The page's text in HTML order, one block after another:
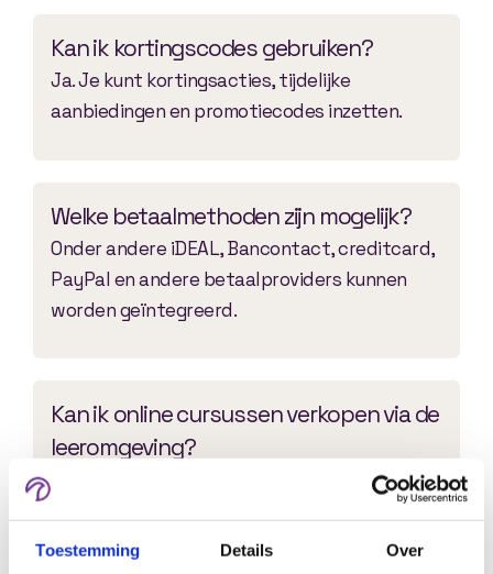
Toestemming Details Over
Kan ik kortingscodes gebruiken?
Ja. Je kunt kortingsacties, tijdelijke
aanbiedingen en promotiecodes inzetten.
Welke betaalmethoden zijn mogelijk?
Onder andere iDEAL, Bancontact, creditcard,
PayPal en andere betaalproviders kunnen
worden geïntegreerd.
Kan ik online cursussen verkopen via de
leeromgeving?
Ja. Je kunt losse cursussen, opleidingen,
abonnementen en memberships aanbieden.